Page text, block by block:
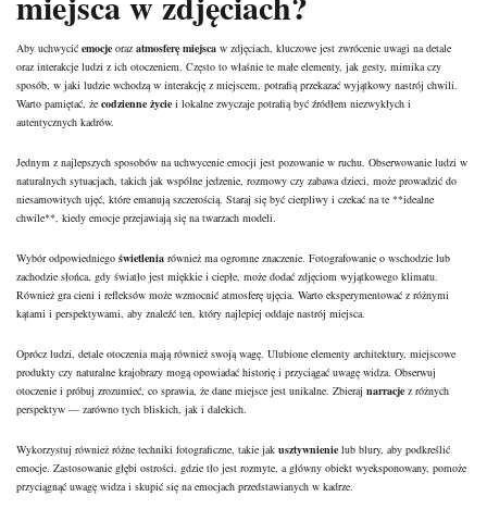
Aby uchwycić emocje oraz atmosferę miejsca w zdjęciach, kluczowe jest zwrócenie uwagi na detale
oraz interakcje ludzi z ich otoczeniem. Często to właśnie te małe elementy, jak gesty, mimika czy
sposób, w jaki ludzie wchodzą w interakcję z miejscem, potrafią przekazać wyjątkowy nastrój chwili.
Warto pamiętać, że codzienne życie i lokalne zwyczaje potrafią być źródłem niezwykłych i
autentycznych kadrów.
Jednym z najlepszych sposobów na uchwycenie emocji jest pozowanie w ruchu. Obserwowanie ludzi w
naturalnych sytuacjach, takich jak wspólne jedzenie, rozmowy czy zabawa dzieci, może prowadzić do
niesamowitych ujęć, które emanują szczerością. Staraj się być cierpliwy i czekać na te **idealne
chwile**, kiedy emocje przejawiają się na twarzach modeli.
Wybór odpowiedniego świetlenia również ma ogromne znaczenie. Fotografowanie o wschodzie lub
zachodzie słońca, gdy światło jest miękkie i ciepłe, może dodać zdjęciom wyjątkowego klimatu.
Również gra cieni i refleksów może wzmocnić atmosferę ujęcia. Warto eksperymentować z różnymi
kątami i perspektywami, aby znaleźć ten, który najlepiej oddaje nastrój miejsca.
Oprócz ludzi, detale otoczenia mają również swoją wagę. Ulubione elementy architektury, miejscowe
produkty czy naturalne krajobrazy mogą opowiadać historię i przyciągać uwagę widza. Obserwuj
otoczenie i próbuj zrozumieć, co sprawia, że dane miejsce jest unikalne. Zbieraj narracje z różnych
perspektyw — zarówno tych bliskich, jak i dalekich.
Wykorzystuj również różne techniki fotograficzne, takie jak usztywnienie lub blury, aby podkreślić
emocje. Zastosowanie głębi ostrości, gdzie tło jest rozmyte, a główny obiekt wyeksponowany, pomoże
przyciągnąć uwagę widza i skupić się na emocjach przedstawianych w kadrze.